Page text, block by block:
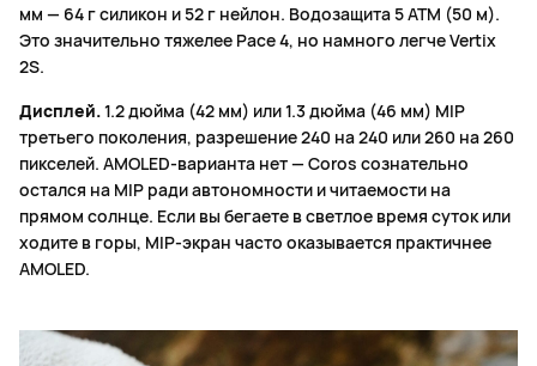
мм — 64 г силикон и 52 г нейлон. Водозащита 5 ATM (50 м).
Это значительно тяжелее Pace 4, но намного легче Vertix
2S.
Дисплей.1.2 дюйма (42 мм) или 1.3 дюйма (46 мм) MIP
третьего поколения, разрешение 240 на 240 или 260 на 260
пикселей. AMOLED-варианта нет — Coros сознательно
остался на MIP ради автономности и читаемости на
прямом солнце. Если вы бегаете в светлое время суток или
ходите в горы, MIP-экран часто оказывается практичнее
AMOLED.